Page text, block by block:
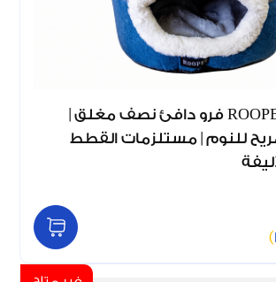
بيت قطط ROOPET فرو دافئ نصف مغلق |
للنوم | مستلزمات القطط
1
)